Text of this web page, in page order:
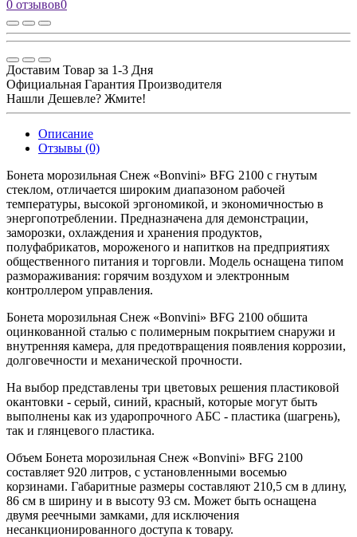
0 отзывов0
Доставим Товар за 1-3 Дня
Официальная Гарантия Производителя
Нашли Дешевле? Жмите!
Описание
Отзывы (0)
Бонета морозильная Снеж «Bonvini» BFG 2100 с гнутым
стеклом, отличается широким диапазоном рабочей
температуры, высокой эргономикой, и экономичностью в
энергопотреблении. Предназначена для демонстрации,
заморозки, охлаждения и хранения продуктов,
полуфабрикатов, мороженого и напитков на предприятиях
общественного питания и торговли. Модель оснащена типом
размораживания: горячим воздухом и электронным
контроллером управления.
Бонета морозильная Снеж «Bonvini» BFG 2100 обшита
оцинкованной сталью с полимерным покрытием снаружи и
внутренняя камера, для предотвращения появления коррозии,
долговечности и механической прочности.
На выбор представлены три цветовых решения пластиковой
окантовки - серый, синий, красный, которые могут быть
выполнены как из ударопрочного АБС - пластика (шагрень),
так и глянцевого пластика.
Объем Бонета морозильная Снеж «Bonvini» BFG 2100
составляет 920 литров, с установленными восемью
корзинами. Габаритные размеры составляют 210,5 см в длину,
86 см в ширину и в высоту 93 см. Может быть оснащена
двумя реечными замками, для исключения
несанкционированного доступа к товару.